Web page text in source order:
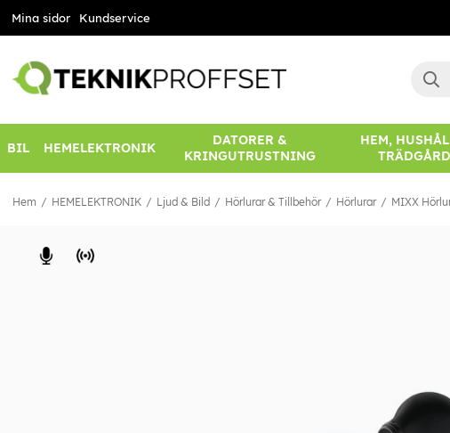
Mina sidor Kundservice
BIL HEMELEKTRONIK
DATORER &
KRINGUTRUSTNING
HEM,
TRÄDGÅRD
Hem HEMELEKTRONIK Ljud & Bild Hörlurar & Tillbehör Hörlurar MIXX